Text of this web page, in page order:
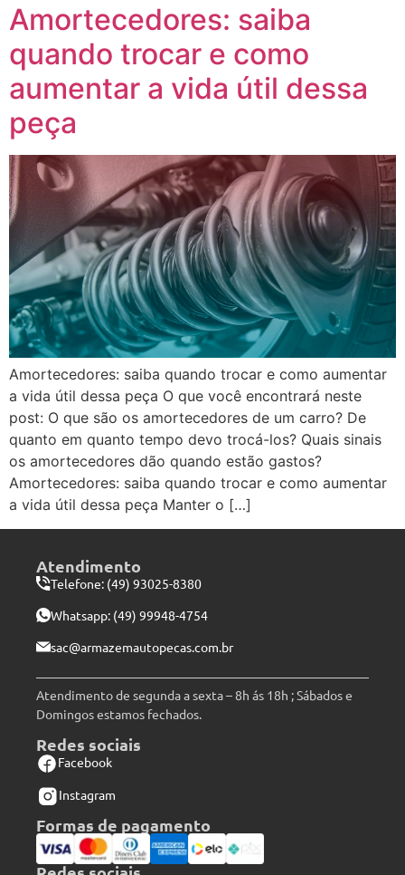
Amortecedores: saiba
quando trocar e como
aumentar a vida útil dessa
peça
Amortecedores: saiba quando trocar e como aumentar
a vida útil dessa peça O que você encontrará neste
post: O que são os amortecedores de um carro? De
quanto em quanto tempo devo trocá-los? Quais sinais
os amortecedores dão quando estão gastos?
Amortecedores: saiba quando trocar e como aumentar
a vida útil dessa peça Manter o […]
Atendimento
Telefone: (49) 93025-8380
Whatsapp: (49) 99948-4754
sac@armazemautopecas.com.br
Atendimento de segunda a sexta – 8h ás 18h ; Sábados e
Domingos estamos fechados.
Redes sociais
Facebook
Instagram
Formas de pagamento